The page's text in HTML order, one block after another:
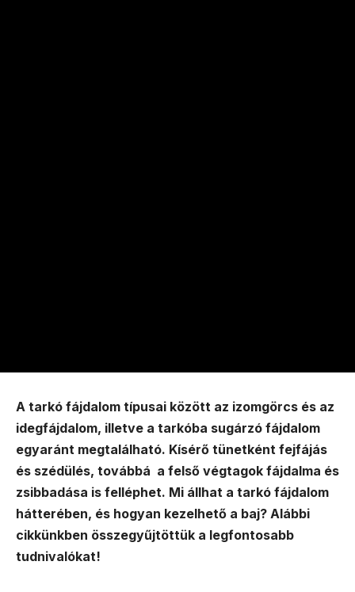
A tarkó fájdalom típusai között az izomgörcs és az
idegfájdalom, illetve a tarkóba sugárzó fájdalom
egyaránt megtalálható. Kísérő tünetként fejfájás
és szédülés, továbbá a felső végtagok fájdalma és
zsibbadása is felléphet. Mi állhat a tarkó fájdalom
hátterében, és hogyan kezelhető a baj? Alábbi
cikkünkben összegyűjtöttük a legfontosabb
tudnivalókat!